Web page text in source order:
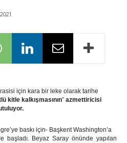
için kara bir leke olarak tarihe
kitle kalkışmasının” azmettiricisi
baskı için- Başkent Washington’a
başladı. Beyaz Saray önünde yapılan